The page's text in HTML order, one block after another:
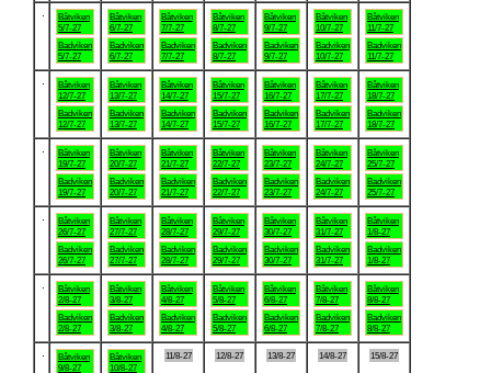
Båtviken
5/7-27
Badviken
5/7-27
Båtviken
6/7-27
Badviken
6/7-27
Båtviken
7/7-27
Badviken
7/7-27
Båtviken
8/7-27
Badviken
8/7-27
Båtviken
9/7-27
Badviken
9/7-27
Båtviken
10/7-27
Badviken
10/7-27
Båtviken
11/7-27
Badviken
11/7-27
Båtviken
12/7-27
Badviken
12/7-27
Båtviken
13/7-27
Badviken
13/7-27
Båtviken
14/7-27
Badviken
14/7-27
Båtviken
15/7-27
Badviken
15/7-27
Båtviken
16/7-27
Badviken
16/7-27
Båtviken
17/7-27
Badviken
17/7-27
Båtviken
18/7-27
Badviken
18/7-27
Båtviken
19/7-27
Badviken
19/7-27
Båtviken
20/7-27
Badviken
20/7-27
Båtviken
21/7-27
Badviken
21/7-27
Båtviken
22/7-27
Badviken
22/7-27
Båtviken
23/7-27
Badviken
23/7-27
Båtviken
24/7-27
Badviken
24/7-27
Båtviken
25/7-27
Badviken
25/7-27
Båtviken
26/7-27
Badviken
26/7-27
Båtviken
27/7-27
Badviken
27/7-27
Båtviken
28/7-27
Badviken
28/7-27
Båtviken
29/7-27
Badviken
29/7-27
Båtviken
30/7-27
Badviken
30/7-27
Båtviken
31/7-27
Badviken
31/7-27
Båtviken
1/8-27
Badviken
1/8-27
Båtviken
2/8-27
Badviken
2/8-27
Båtviken
3/8-27
Badviken
3/8-27
Båtviken
4/8-27
Badviken
4/8-27
Båtviken
5/8-27
Badviken
5/8-27
Båtviken
6/8-27
Badviken
6/8-27
Båtviken
7/8-27
Badviken
7/8-27
Båtviken
8/8-27
Badviken
8/8-27
Båtviken
9/8-27
Båtviken
10/8-27
11/8-27 12/8-27 13/8-27 14/8-27 15/8-27